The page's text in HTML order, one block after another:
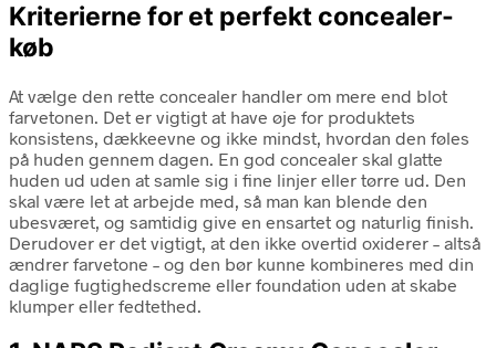
Kriterierne for et perfekt concealer-
køb
At vælge den rette concealer handler om mere end blot
farvetonen. Det er vigtigt at have øje for produktets
konsistens, dækkeevne og ikke mindst, hvordan den føles
på huden gennem dagen. En god concealer skal glatte
huden ud uden at samle sig i fine linjer eller tørre ud. Den
skal være let at arbejde med, så man kan blende den
ubesværet, og samtidig give en ensartet og naturlig finish.
Derudover er det vigtigt, at den ikke overtid oxiderer – altså
ændrer farvetone – og den bør kunne kombineres med din
daglige fugtighedscreme eller foundation uden at skabe
klumper eller fedtethed.